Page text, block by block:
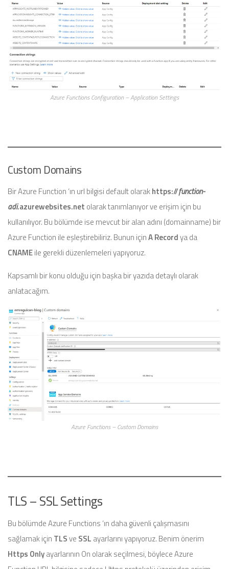
Azure Functions Configuration – Application Settings
Custom Domains
Bir Azure Function ‘ın url bilgisi default olarakhttps://function-
adi.azurewebsites.net olarak tanımlanıyor ve erişim için bu
kullanılıyor. Bu bölümde ise mevcut bir alan adını (domainname) bir
Azure Function ile eşleştirebiliriz. Bunun içinA Recordya da
CNAMEile gerekli düzenlemeleri yapıyoruz.
Kapsamlı bir konu olduğu için başka bir yazıda detaylı olarak
anlatacağım.
Azure Functions – Custom Domains
TLS – SSL Settings
Bu bölümde Azure Functions ‘ın daha güvenli çalışmasını
sağlamak için TLSve SSL ayarlarını yapıyoruz. Benim önerim
Https Onlyayarlarının On olarak seçilmesi, böylece Azure